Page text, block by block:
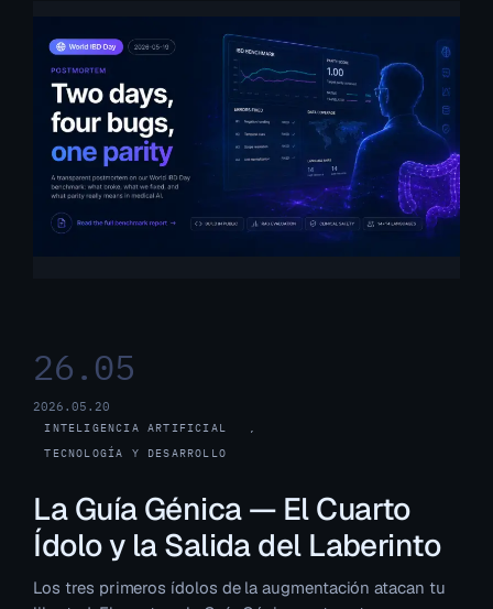
26.05
2026.05.20
INTELIGENCIA ARTIFICIAL
,
TECNOLOGÍA Y DESARROLLO
La Guía Génica — El Cuarto
Ídolo y la Salida del Laberinto
Los tres primeros ídolos de la augmentación atacan tu